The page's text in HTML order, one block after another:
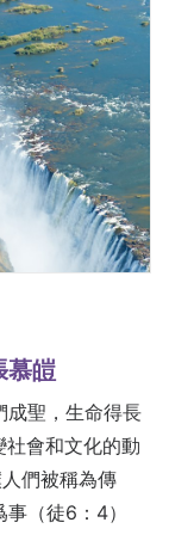
慕皚
成聖，生命得長
社會和文化的動
們被稱為傳
（徒6：4）